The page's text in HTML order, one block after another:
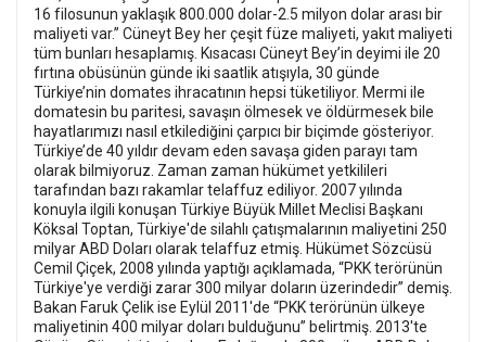
16 filosunun yaklaşık 800.000 dolar-2.5 milyon dolar arası bir
maliyeti var.” Cüneyt Bey her çeşit füze maliyeti, yakıt maliyeti
tüm bunları hesaplamış. Kısacası Cüneyt Bey’in deyimi ile 20
fırtına obüsünün günde iki saatlik atışıyla, 30 günde
Türkiye’nin domates ihracatının hepsi tüketiliyor. Mermi ile
domatesin bu paritesi, savaşın ölmesek ve öldürmesek bile
hayatlarımızı nasıl etkilediğini çarpıcı bir biçimde gösteriyor.
Türkiye’de 40 yıldır devam eden savaşa giden parayı tam
olarak bilmiyoruz. Zaman zaman hükümet yetkilileri
tarafından bazı rakamlar telaffuz ediliyor. 2007 yılında
konuyla ilgili konuşan Türkiye Büyük Millet Meclisi Başkanı
Köksal Toptan, Türkiye'de silahlı çatışmalarının maliyetini 250
milyar ABD Doları olarak telaffuz etmiş. Hükümet Sözcüsü
Cemil Çiçek, 2008 yılında yaptığı açıklamada, “PKK terörünün
Türkiye'ye verdiği zarar 300 milyar doların üzerindedir” demiş.
Bakan Faruk Çelik ise Eylül 2011'de “PKK terörünün ülkeye
maliyetinin 400 milyar doları bulduğunu” belirtmiş. 2013'te